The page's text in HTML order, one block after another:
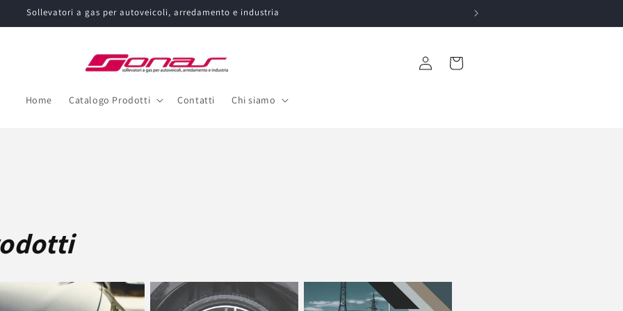
Sollevatori a gas per autoveicoli, arredamento e industria
Home Catalogo Prodotti Contatti Chi siamo
Accedi Carrello